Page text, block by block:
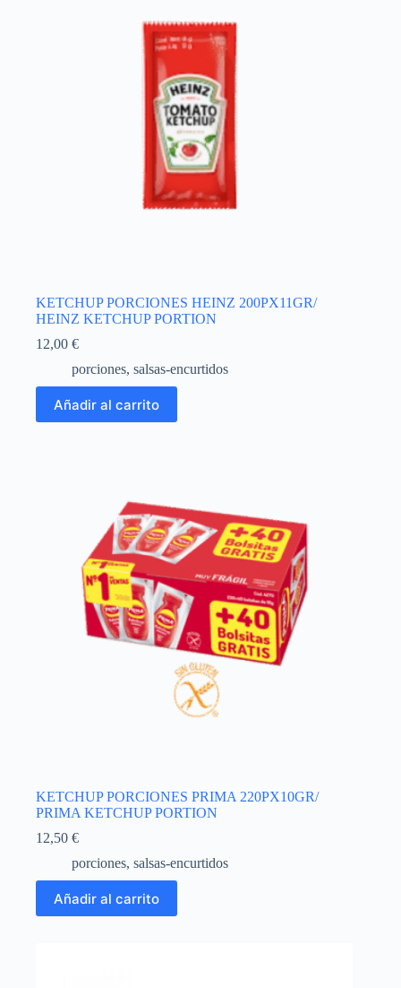
KETCHUP PORCIONES HEINZ 200PX11GR/
HEINZ KETCHUP PORTION
12,00 €
porciones, salsas-encurtidos
Añadir al carrito
KETCHUP PORCIONES PRIMA 220PX10GR/
PRIMA KETCHUP PORTION
12,50 €
porciones, salsas-encurtidos
Añadir al carrito